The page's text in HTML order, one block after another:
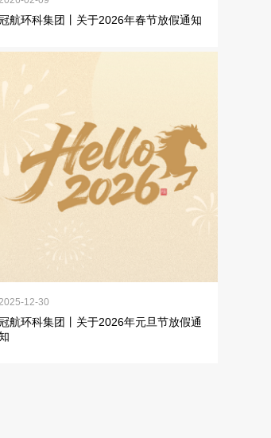
风机过滤单元
航环科集团丨关于2026年春节放假通知
12-30
航环科集团丨关于2026年元旦节放假通